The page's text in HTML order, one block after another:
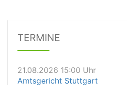
TERMINE
21.08.2026 15:00 Uhr
Amtsgericht Stuttgart
Dauer: 30